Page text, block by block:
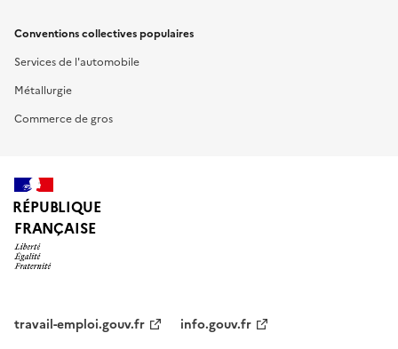
Conventions collectives populaires
Services de l'automobile
Métallurgie
Commerce de gros
RÉPUBLIQUE
FRANÇAISE
travail-emploi.gouv.fr
info.gouv.fr